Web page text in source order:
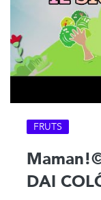
FRUTS
DAI